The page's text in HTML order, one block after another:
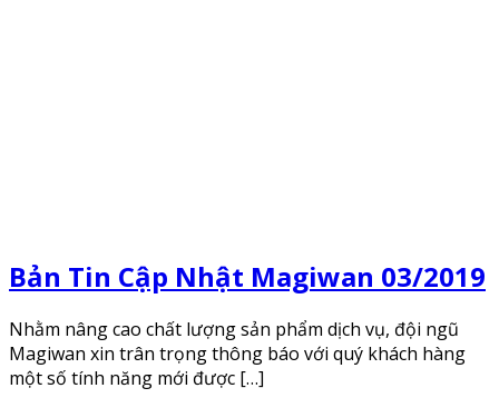
Bản Tin Cập Nhật Magiwan 03/2019
Nhằm nâng cao chất lượng sản phẩm dịch vụ, đội ngũ
Magiwan xin trân trọng thông báo với quý khách hàng
một số tính năng mới được […]